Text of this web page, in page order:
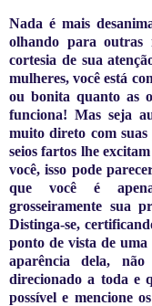
Nada é mais
olhando para outras
cortesia de sua
mulheres, você está
ou bonita quanto as
funciona! Mas seja
muito direto com
seios fartos lhe
você, isso pode
que você é
grosseiramente sua
Distinga-se,
ponto de vista de uma
aparência dela,
direcionado a toda e
possível e mencione